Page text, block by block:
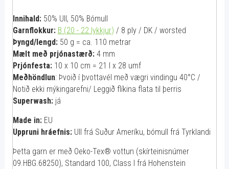
Innihald:50% Ull, 50% Bómull
Garnflokkur: B (20 - 22 lykkjur) / 8 ply / DK / worsted
Þyngd/lengd:50 g = ca. 110 metrar
Mælt með prjónastærð:4 mm
Prjónfesta:10 x 10 cm = 21 l x 28 umf
Meðhöndlun: Þvoið í þvottavél með vægri vindingu 40°C /
Notið ekki mýkingarefni/ Leggið flíkina flata til þerris
Superwash:já
Made in: EU
Uppruni hráefnis:Ull frá Suður Ameríku, bómull frá Tyrklandi
Þetta garn er með Oeko-Tex® vottun (skírteinisnúmer
09.HBG.68250), Standard 100, Class I frá Hohenstein